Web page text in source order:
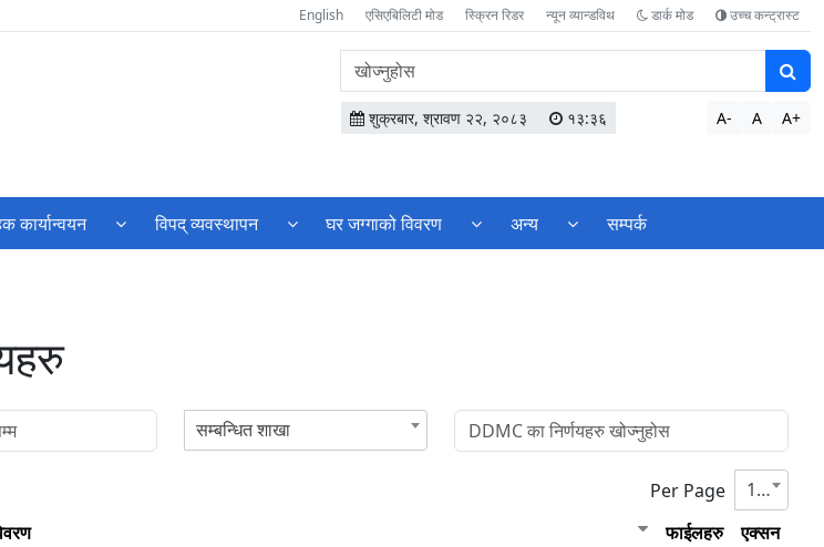
English एसिएबिलिटी मोड स्क्रिन रिडर न्यून व्यान्डविथ डार्क मोड उच्च कन्ट्रास्ट
वेबसाइटमा
सामग्री
खोज्नुहोस
शुक्रबार, श्रावण २२, २०८३ १३:३६ A- A A+
कार्यान्वयन विपद् व्यवस्थापन घर जग्गाको विवरण अन्य सम्पर्क
सम्बन्धित शाखा
Per Page
10
फाईलहरु
एक्सन